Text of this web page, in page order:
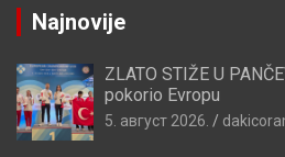
Najnovije
ZLATO STIŽE U
pokorio Evropu
5. август 2026.